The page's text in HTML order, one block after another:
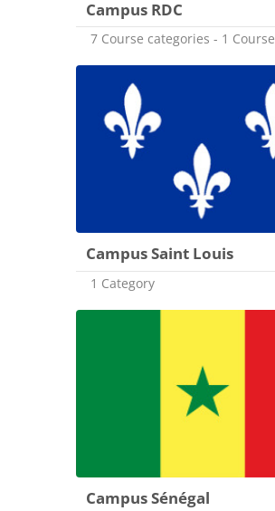
Campus RDC
7 Course categories - 1 Course
Campus Saint Louis
1 Category
Campus Sénégal